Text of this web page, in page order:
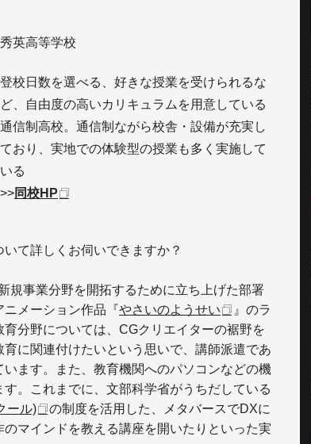
秀英高等学校
登校日数を選べる、好きな授業を受けられるな
ど、自由度の高いカリキュラムを用意している
通信制高校。通信制ながら校舎・設備が充実し
ており、実地での体験型の授業も多く実施して
いる
>>同校HP
て詳しくお伺いできますか？
規事業分野を開拓するために立ち上げた部署
メーション作品『やさいのようせい
』のラ
分野については、CGクリエイターの裾野を
に関連付けたいという思いで、講師派遣であ
ます。また、教育機関へのパソコンなどの機
。これまでに、文部科学省がうちだしている
ール)
の制度を活用した、メタバースでDXに
マインドを教える講座を開いたりといった実